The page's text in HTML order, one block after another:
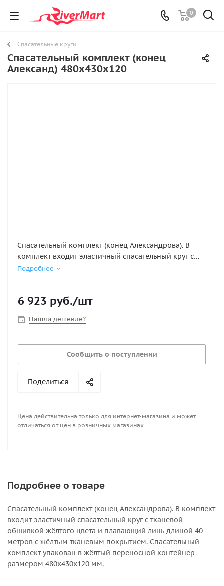
0
Спасательные круги
Спасательный комплект (конец
Александ) 480х430х120
Спасательный комплект (конец Александрова). В
комплект входит эластичный спасательный круг с
тканевой обшивкой жёлтого цвета и плавающий
жёлтый переносной контейнер размером
Подробнее
6 923 руб./шт
Нашли дешевле?
Сообщить о поступлении
Поделиться
Цена действительна только для интернет-магазина и может
отличаться от цен в розничных магазинах
Подробнее о товаре
Спасательный комплект (конец Александрова). В комплект
входит эластичный спасательный круг с тканевой
обшивкой жёлтого цвета и плавающий линь длиной 40
метров с жёлтым тканевым покрытием. Спасательный
комплект упакован в жёлтый переносной контейнер
размером 480х430х120 мм.